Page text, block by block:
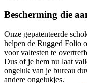
Bescherming die
Onze gepatenteerde
helpen de Rugged Folio
voor valtesten te
Dus of je hem nu laat
ongeluk van je bureau
andere ongelukjes.